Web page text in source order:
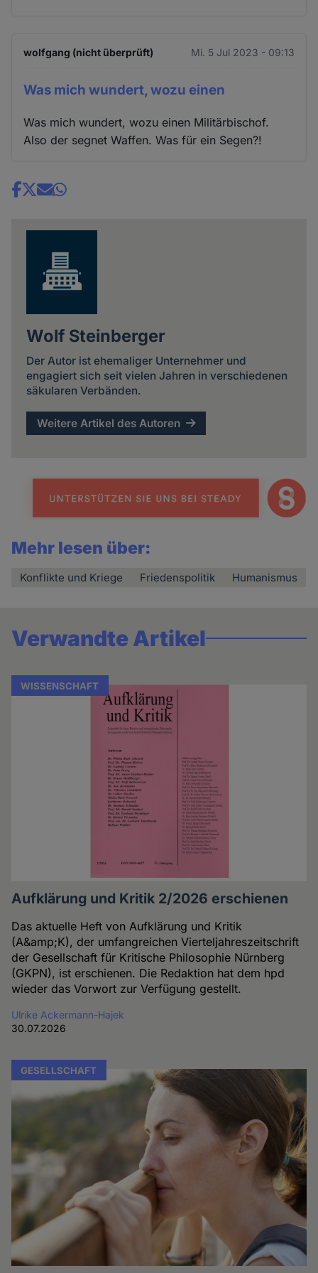
wolfgang (nicht überprüft) Mi. 5 Jul 2023 - 09:13
Was mich wundert, wozu einen
Was mich wundert, wozu einen Militärbischof.
Also der segnet Waffen. Was für ein Segen?!
Share
Wolf Steinberger
Der Autor ist ehemaliger Unternehmer und
engagiert sich seit vielen Jahren in verschiedenen
säkularen Verbänden.
Weitere Artikel des Autoren
Mehr lesen über:
Konflikte und Kriege Friedenspolitik Humanismus
Verwandte Artikel
WISSENSCHAFT
Aufklärung und Kritik 2/2026 erschienen
Das aktuelle Heft von Aufklärung und Kritik
(A&amp;K), der umfangreichen Vierteljahreszeitschrift
der Gesellschaft für Kritische Philosophie Nürnberg
(GKPN), ist erschienen. Die Redaktion hat dem hpd
wieder das Vorwort zur Verfügung gestellt.
Ulrike Ackermann-Hajek
30.07.2026
GESELLSCHAFT